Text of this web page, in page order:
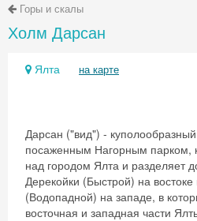
Горы и скалы
Холм Дарсан
Ялта на карте
Дарсан ("вид") -
посаженным Нагорным парком,
над городом Ялта и разделяет
Дерекойки (Быстрой) на
(Водопадной) на западе, в
восточная и западная части